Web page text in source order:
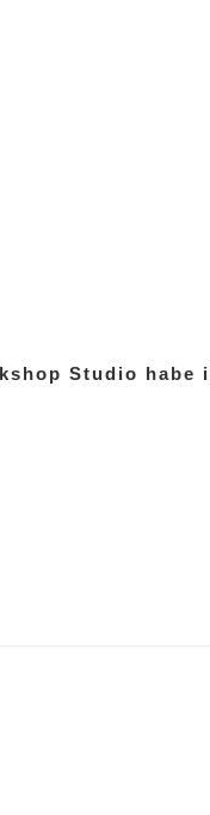
Studio habe